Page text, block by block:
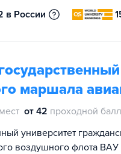
в России
маршала
от 42 проходной балл
университет
воздушного флота